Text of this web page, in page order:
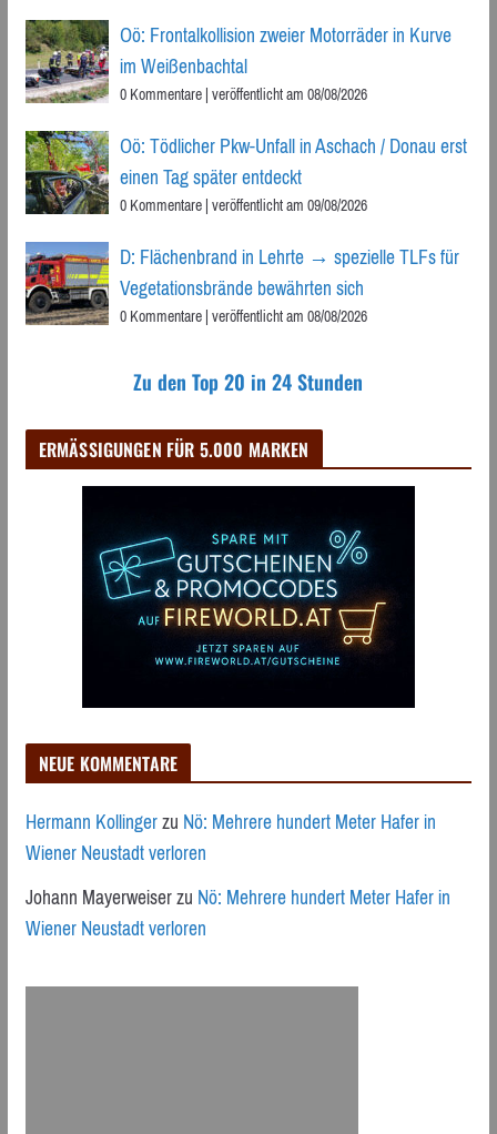
Oö: Frontalkollision zweier Motorräder in Kurve
im Weißenbachtal
0 Kommentare|veröffentlicht am 08/08/2026
Oö: Tödlicher Pkw-Unfall in Aschach / Donau erst
einen Tag später entdeckt
0 Kommentare|veröffentlicht am 09/08/2026
D: Flächenbrand in Lehrte → spezielle TLFs für
Vegetationsbrände bewährten sich
0 Kommentare|veröffentlicht am 08/08/2026
Zu den Top 20 in 24 Stunden
ERMÄSSIGUNGEN FÜR 5.000 MARKEN
NEUE KOMMENTARE
Hermann KollingerzuNö: Mehrere hundert Meter Hafer in
Wiener Neustadt verloren
Johann MayerweiserzuNö: Mehrere hundert Meter Hafer in
Wiener Neustadt verloren